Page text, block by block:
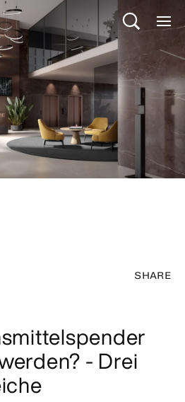
SHARE
- Drei